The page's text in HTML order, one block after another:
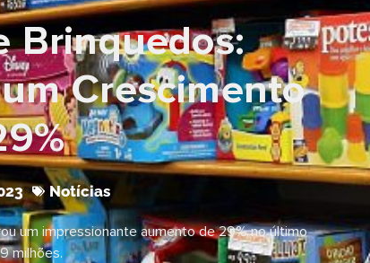
Brinquedos:
Crescimento
Notícias
um impressionante aumento de 29% no último
milhões.